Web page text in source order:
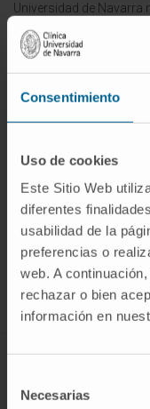
Consentimiento
Uso de cookies
Este Sitio Web
diferentes
usabilidad de la
preferencias o
web. A
rechazar o bien
información en
Necesarias
Universidad de
inapropiado o la
este diccionario.
Enfermedades